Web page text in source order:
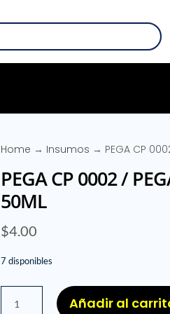
Home → Insumos → PEGA CP
PEGA CP 0002 /
50ML
$4.00
7 disponibles
CP
Añadir al